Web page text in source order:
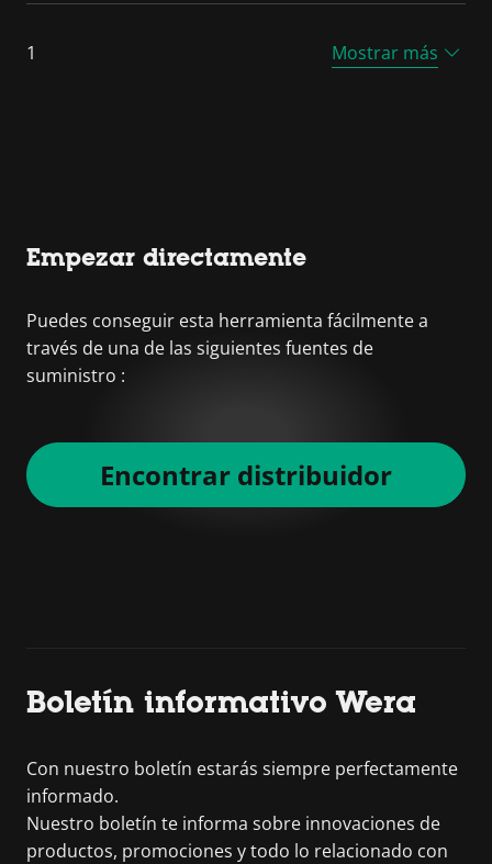
1 Mostrar más
Empezar directamente
Puedes conseguir esta herramienta fácilmente a
través de una de las siguientes fuentes de
suministro :
Encontrar distribuidor
Boletín informativo Wera
Con nuestro boletín estarás siempre perfectamente
informado.
Nuestro boletín te informa sobre innovaciones de
productos, promociones y todo lo relacionado con